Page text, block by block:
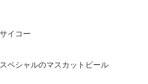
イコー
ペシャルのマスカットビール